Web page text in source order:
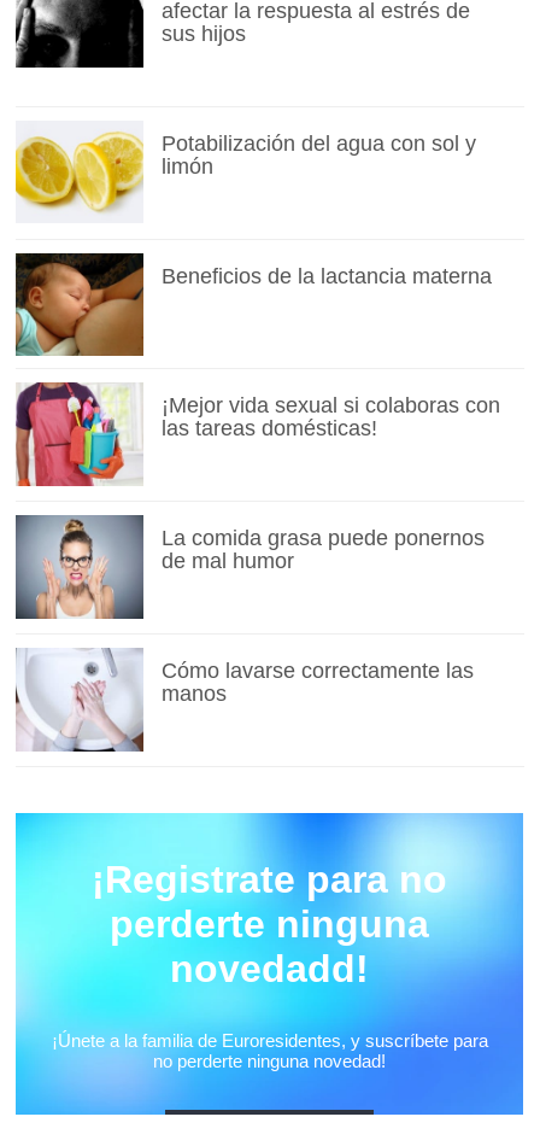
afectar la respuesta al estrés de
sus hijos
Potabilización del agua con sol y
limón
Beneficios de la lactancia materna
¡Mejor vida sexual si colaboras con
las tareas domésticas!
La comida grasa puede ponernos
de mal humor
Cómo lavarse correctamente las
manos